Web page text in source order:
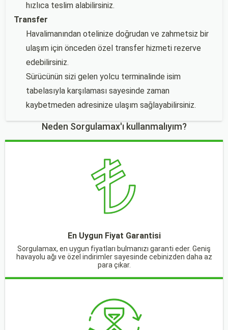
hızlıca teslim alabilirsiniz.
Transfer
Havalimanından otelinize doğrudan ve zahmetsiz bir
ulaşım için önceden özel transfer hizmeti rezerve
edebilirsiniz.
Sürücünün sizi gelen yolcu terminalinde isim
tabelasıyla karşılaması sayesinde zaman
kaybetmeden adresinize ulaşım sağlayabilirsiniz.
Neden Sorgulamax'ı kullanmalıyım?
En Uygun Fiyat Garantisi
Sorgulamax, en uygun fiyatları bulmanızı garanti eder. Geniş
havayolu ağı ve özel indirimler sayesinde cebinizden daha az
para çıkar.